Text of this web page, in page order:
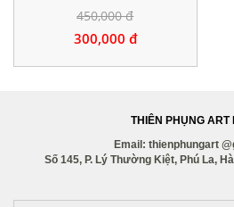
450,000 đ
300,000 đ
THIÊN PHỤNG ART
Email: thienphungart
Số 145, P. Lý Thường Kiệt, Phú La,